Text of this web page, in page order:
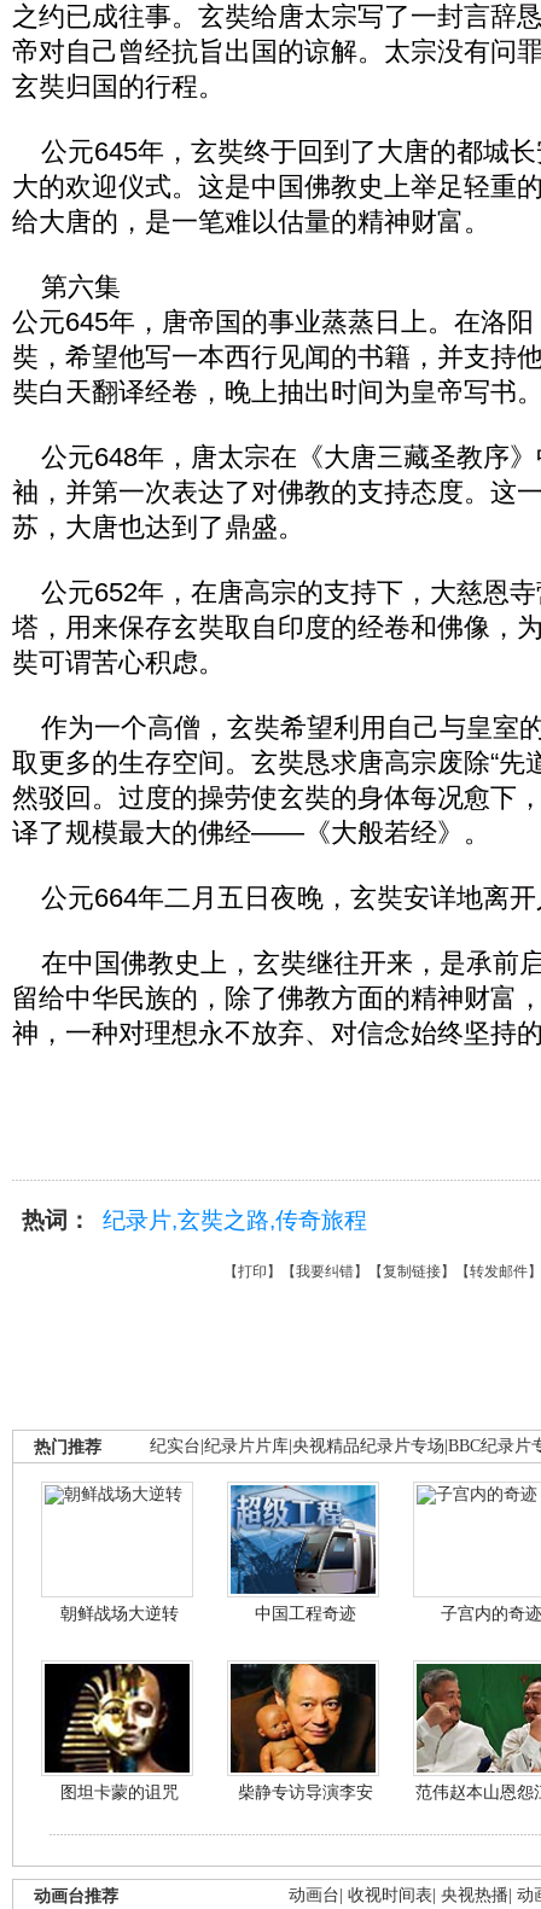
之约已成往事。玄奘给唐太宗写了一封言辞
帝对自己曾经抗旨出国的谅解。太宗没有问
玄奘归国的行程。
公元645年，玄奘终于回到了大唐的都城
大的欢迎仪式。这是中国佛教史上举足轻重
给大唐的，是一笔难以估量的精神财富。
第六集
公元645年，唐帝国的事业蒸蒸日上。在洛
奘，希望他写一本西行见闻的书籍，并支持
奘白天翻译经卷，晚上抽出时间为皇帝写书
公元648年，唐太宗在《大唐三藏圣教序
袖，并第一次表达了对佛教的支持态度。这
苏，大唐也达到了鼎盛。
公元652年，在唐高宗的支持下，大慈恩
塔，用来保存玄奘取自印度的经卷和佛像，
奘可谓苦心积虑。
作为一个高僧，玄奘希望利用自己与皇室
取更多的生存空间。玄奘恳求唐高宗废除“先
然驳回。过度的操劳使玄奘的身体每况愈下
译了规模最大的佛经——《大般若经》。
公元664年二月五日夜晚，玄奘安详地离
在中国佛教史上，玄奘继往开来，是承前
留给中华民族的，除了佛教方面的精神财富
神，一种对理想永不放弃、对信念始终坚持
热词： 纪录片,玄奘之路,传奇旅程
【打印 】【我要纠错】【复制链接】【转发邮件
纪实台 纪录片片库 央视精品纪录片专场 BBC纪录片
热门推荐
朝鲜战场大逆转 中国工程奇迹 子宫内的奇迹
图坦卡蒙的诅咒 柴静专访导演李安 范伟赵本山恩怨
动画台 收视时间表 央视热播 动
动画台推荐